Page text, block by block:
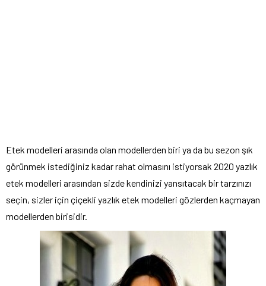
Etek modelleri arasında olan modellerden biri ya da bu sezon şık
görünmek istediğiniz kadar rahat olmasını istiyorsak 2020 yazlık
etek modelleri arasından sizde kendinizi yansıtacak bir tarzınızı
seçin, sizler için çiçekli yazlık etek modelleri gözlerden kaçmayan
modellerden birisidir.